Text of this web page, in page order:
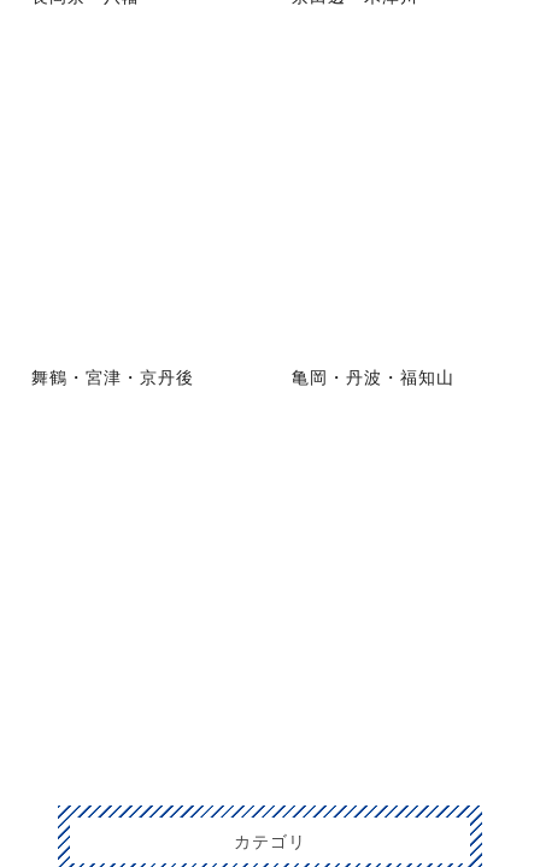
舞鶴・宮津・京丹後 亀岡・丹波・福知山
カテゴリ